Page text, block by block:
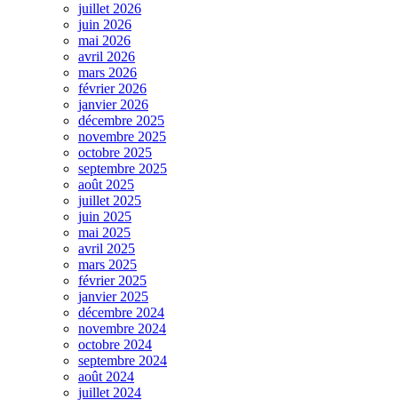
juillet 2026
juin 2026
mai 2026
avril 2026
mars 2026
février 2026
janvier 2026
décembre 2025
novembre 2025
octobre 2025
septembre 2025
août 2025
juillet 2025
juin 2025
mai 2025
avril 2025
mars 2025
février 2025
janvier 2025
décembre 2024
novembre 2024
octobre 2024
septembre 2024
août 2024
juillet 2024